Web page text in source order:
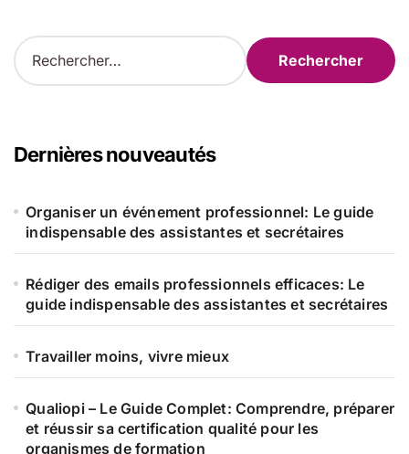
R
e
r
c
e
Dernières nouveautés
Organiser un événement professionnel: Le guide
indispensable des assistantes et secrétaires
Rédiger des emails professionnels efficaces: Le
guide indispensable des assistantes et secrétaires
Travailler moins, vivre mieux
Qualiopi – Le Guide Complet: Comprendre, préparer
et réussir sa certification qualité pour les
organismes de formation